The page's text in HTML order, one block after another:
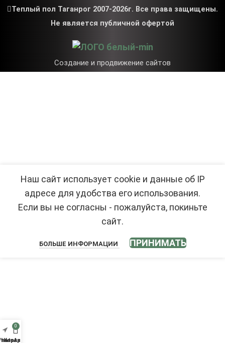
Теплый пол Таганрог 2007-2026г. Все права защищены.
Не является публичной офертой
Создание и продвижение сайтов
Наш сайт использует cookie и данные об IP
адресе для удобства его использования.
Если вы не согласны - пожалуйста, покиньте
сайт.
БОЛЬШЕ ИНФОРМАЦИИ ПРИНИМАТЬ
0
Корзина